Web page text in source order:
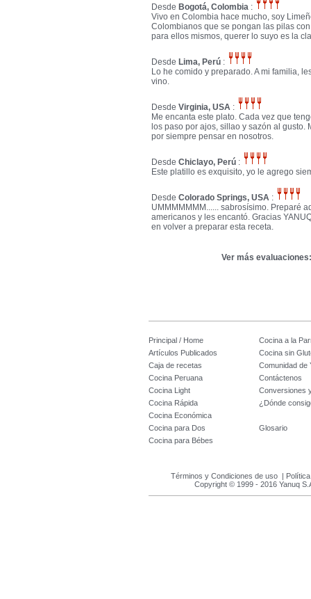
Desde Bogotá, Colombia :
Vivo en Colombia hace mucho, soy
Colombianos que se pongan las pilas
para ellos mismos, querer lo suyo es la
Desde Lima, Perú :
Lo he comido y preparado. A mi familia,
vino.
DesdeVirginia, USA :
Me encanta este plato. Cada vez que
los paso por ajos, sillao y sazón al
por siempre pensar en nosotros.
DesdeChiclayo, Perú :
Este platillo es exquisito, yo le agrego
DesdeColorado Springs, USA :
UMMMMMMM...... sabrosísimo. Preparé
americanos y les encantó. Gracias
en volver a preparar esta receta.
Ver más evaluaciones:
Principal / Home
Cocina a la
Artículos Publicados
Cocina sin
Caja de recetas
Comunidad de
Cocina Peruana
Contáctenos
Cocina Light
Conversiones
Cocina Rápida
¿Dónde
Cocina Económica
Cocina para Dos
Glosario
Cocina para Bébes
Términos y Condiciones de uso |
Copyright © 1999 - 2016 Yanuq